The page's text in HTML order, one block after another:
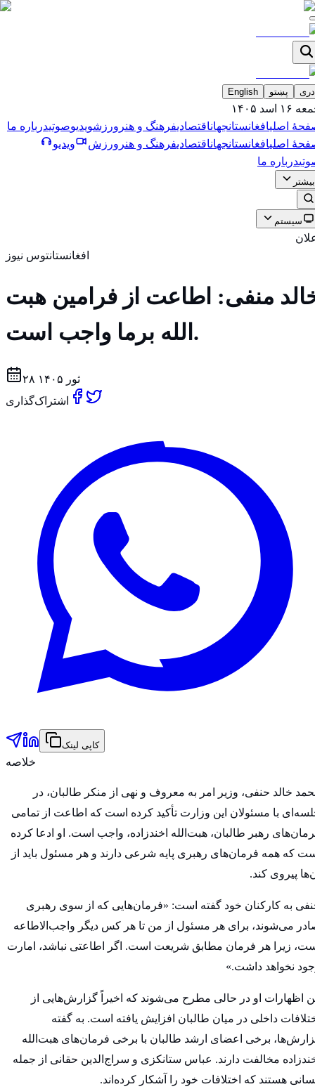
دری پښتو English
۱۶ اسد ۱۴۰۵
اصلیافغانستانجهاناقتصادیفرهنگ و هنر ورزشویدیوصوتیدرباره ما
اصلیافغانستانجهاناقتصادیفرهنگ و هنر ورزش
ویدیو
درباره ما
بیشتر
سیستم
افغانستانتوس نیوز
منفی: اطاعت از فرامین هبت
الله برما واجب است.
۲۸ ثور ۱۴۰۵
اشتراک‌گذاری
کاپی لینک
خلاصه
خالد حنفی، وزیر امر به معروف و نهی از منکر طالبان، در
با مسئولان این وزارت تأکید کرده است که اطاعت از تمامی
رهبر طالبان، هبت‌الله اخندزاده، واجب است. او ادعا کرده
که همه فرمان‌های رهبری پایه شرعی دارند و هر مسئول باید از
پیروی کند.
به کارکنان خود گفته است: «فرمان‌هایی که از سوی رهبری
می‌شوند، برای هر مسئول از من تا هر کس دیگر واجب‌الاطاعه
زیرا هر فرمان مطابق شریعت است. اگر اطاعتی نباشد، امارت
نخواهد داشت.»
اظهارات او در حالی مطرح می‌شوند که اخیراً گزارش‌هایی از
داخلی در میان طالبان افزایش یافته است. به گفته
برخی اعضای ارشد طالبان با برخی فرمان‌های هبت‌الله
مخالفت دارند. عباس ستانکزی و سراج‌الدین حقانی از جمله
هستند که اختلافات خود را آشکار کرده‌اند.